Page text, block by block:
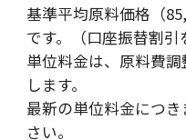
基準平均原料価格（
です。（口座振替割引
単位料金は、原料費
します。
最新の単位料金につき
さい。